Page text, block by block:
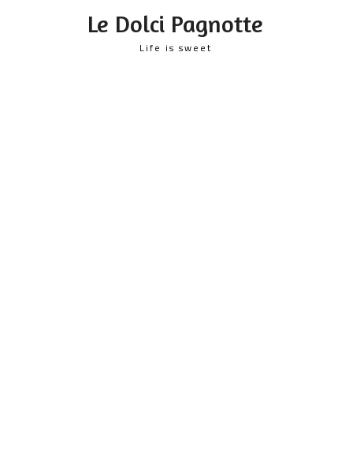
Le Dolci Pagnotte
Life is sweet